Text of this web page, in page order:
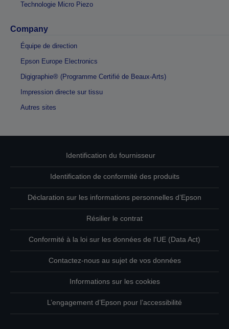
Technologie Micro Piezo
Company
Équipe de direction
Epson Europe Electronics
Digigraphie® (Programme Certifié de Beaux-Arts)
Impression directe sur tissu
Autres sites
Identification du fournisseur
Identification de conformité des produits
Déclaration sur les informations personnelles d’Epson
Résilier le contrat
Conformité à la loi sur les données de l'UE (Data Act)
Contactez-nous au sujet de vos données
Informations sur les cookies
L’engagement d’Epson pour l’accessibilité